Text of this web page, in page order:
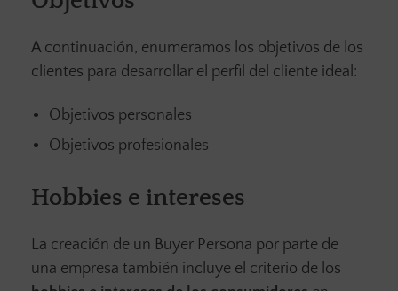
A continuación, enumeramos los objetivos de los
clientes para desarrollar el perfil del cliente ideal:
Objetivos personales
Objetivos profesionales
Hobbies e intereses
La creación de un Buyer Persona por parte de
una empresa también incluye el criterio de los